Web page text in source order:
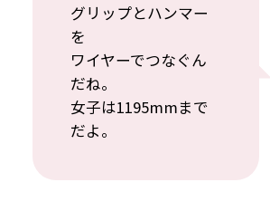
グリップとハンマー
を
ワイヤーでつなぐん
だね。
女子は1195mmまで
だよ。